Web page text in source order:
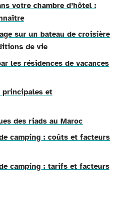
votre chambre d’hôtel :
sur un bateau de croisière
de vie
les résidences de vacances
principales et
des riads au Maroc
camping : coûts et facteurs
camping : tarifs et facteurs